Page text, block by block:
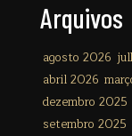
Arquivos
agosto 2026
abril 2026
dezembro 2025
setembro 2025